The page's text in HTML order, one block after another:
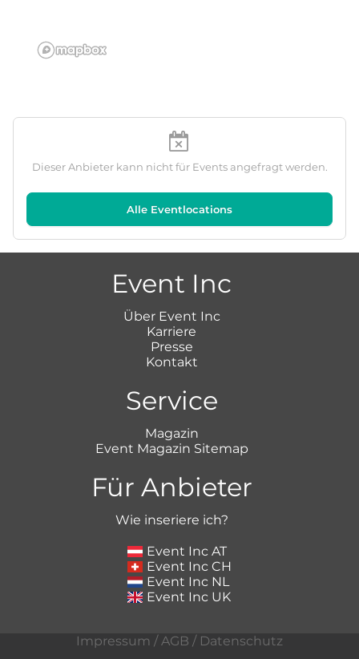
Dieser Anbieter kann nicht für Events angefragt werden.
Alle Eventlocations
Event Inc
Über Event Inc
Karriere
Presse
Kontakt
Service
Magazin
Event Magazin Sitemap
Für Anbieter
Wie inseriere ich?
Event Inc AT
Event Inc CH
Event Inc NL
Event Inc UK
Impressum /AGB / Datenschutz